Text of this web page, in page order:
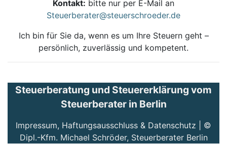
Kontakt: bitte nur per E-Mail an
Steuerberater@steuerschroeder.de
Ich bin für Sie da, wenn es um Ihre Steuern geht –
persönlich, zuverlässig und kompetent.
Steuerberatung und Steuererklärung vom
Steuerberater in Berlin
Impressum, Haftungsausschluss & Datenschutz | ©
Dipl.-Kfm. Michael Schröder, Steuerberater Berlin